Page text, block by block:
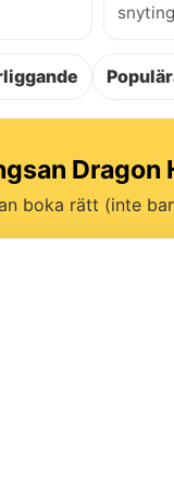
Dragon
boka rätt (inte